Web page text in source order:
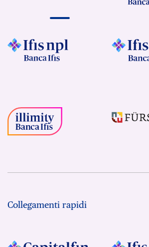
Collegamenti rapidi